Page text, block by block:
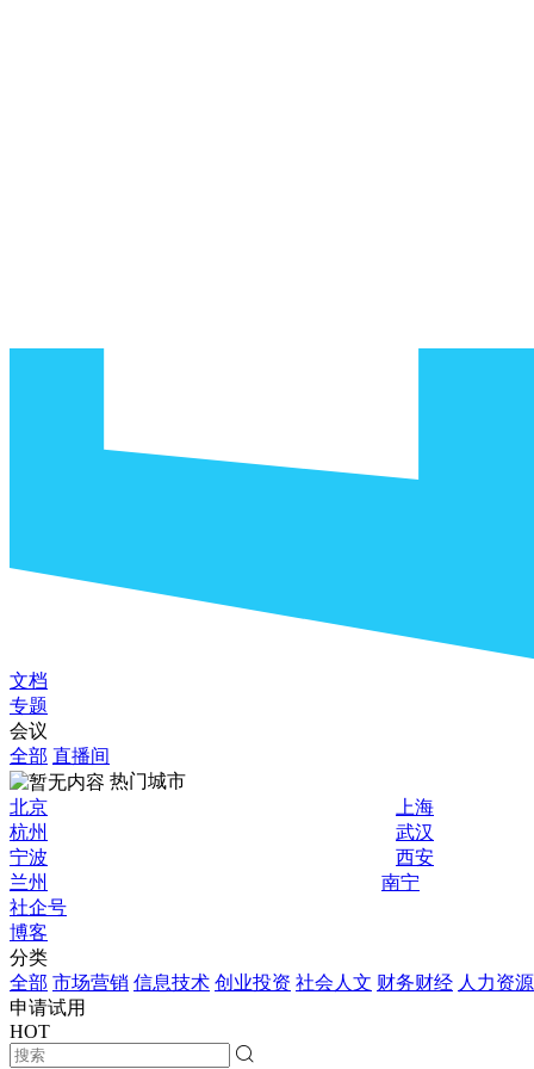
文档
专题
会议
全部 直播间
热门城市
北京
上海
杭州
武汉
宁波
西安
兰州
南宁
社企号
博客
分类
全部 市场营销 信息技术 创业投资 社会人文 财务财经 人力资源
申请试用
HOT